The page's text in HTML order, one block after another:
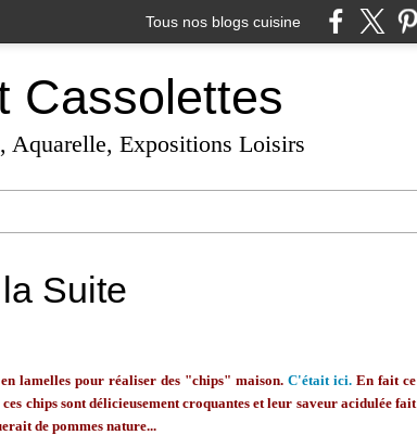
Tous nos blogs cuisine
Cassolettes
Aquarelle, Expositions Loisirs
Suite
lamelles pour réaliser des "chips" maison. C'était ici. En fait ce
chips sont délicieusement croquantes et leur saveur acidulée fait
de pommes nature...